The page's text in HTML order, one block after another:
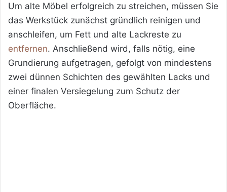
Um alte Möbel erfolgreich zu streichen, müssen Sie
das Werkstück zunächst gründlich reinigen und
anschleifen, um Fett und alte Lackreste zu
entfernen. Anschließend wird, falls nötig, eine
Grundierung aufgetragen, gefolgt von mindestens
zwei dünnen Schichten des gewählten Lacks und
einer finalen Versiegelung zum Schutz der
Oberfläche.